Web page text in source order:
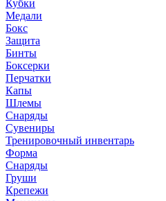
Кубки
Медали
Бокс
Защита
Бинты
Боксерки
Перчатки
Капы
Шлемы
Снаряды
Сувениры
Тренировочный инвентарь
Форма
Снаряды
Груши
Крепежи